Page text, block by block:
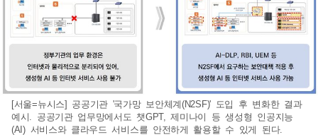
[서울=뉴시스] 공공기관 '국가망 보안체계(N2SF)' 도입 후 변화한 결과
예시. 공공기관 업무망에서도 챗GPT, 제미나이 등 생성형 인공지능
(AI) 서비스와 클라우드 서비스를 안전하게 활용할 수 있게 된다.